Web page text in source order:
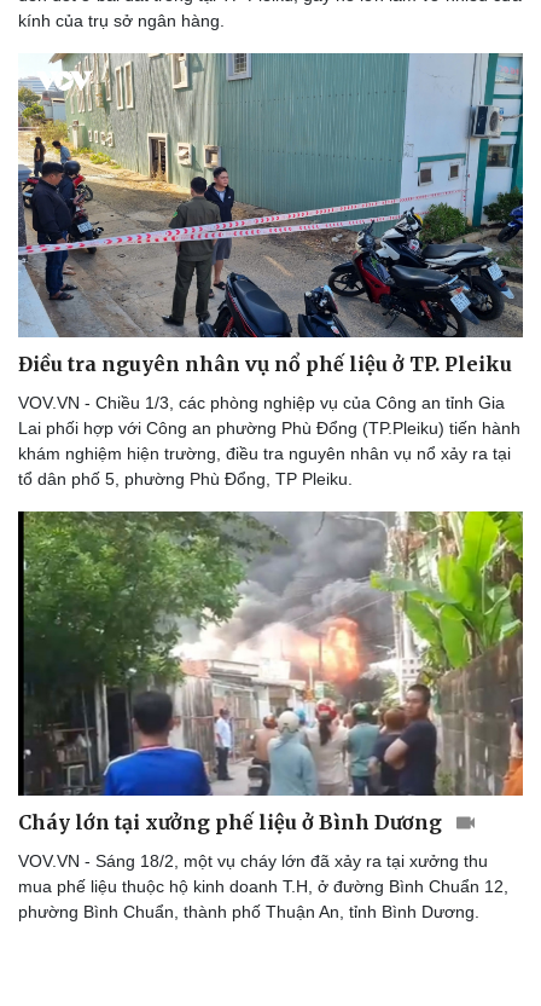
Du lịch
Tư vấn
Săn Tour
Podcast
Câu chuyện thời sự
Đọc truyện đêm khuya
Kể chuyện cho bé
Hạt giống tâm hồn
kính của trụ sở ngân hàng.
Điều tra nguyên nhân vụ nổ phế liệu ở TP. Pleiku
VOV.VN - Chiều 1/3, các phòng nghiệp vụ của Công an tỉnh Gia
Lai phối hợp với Công an phường Phù Đổng (TP.Pleiku) tiến hành
khám nghiệm hiện trường, điều tra nguyên nhân vụ nổ xảy ra tại
tổ dân phố 5, phường Phù Đổng, TP Pleiku.
Cháy lớn tại xưởng phế liệu ở Bình Dương
VOV.VN - Sáng 18/2, một vụ cháy lớn đã xảy ra tại xưởng thu
mua phế liệu thuộc hộ kinh doanh T.H, ở đường Bình Chuẩn 12,
phường Bình Chuẩn, thành phố Thuận An, tỉnh Bình Dương.